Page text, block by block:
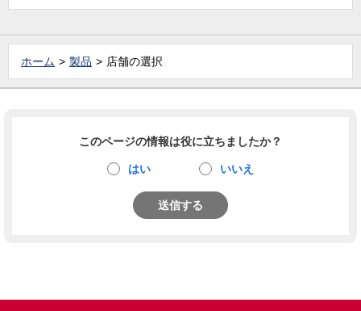
ホーム 製品 店舗の選択
このページの情報は役に立ちましたか？
はい いいえ
送信する